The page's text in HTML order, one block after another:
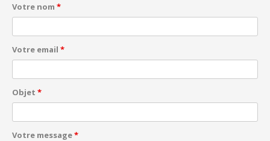
Votre nom *
Votre email *
Objet *
Votre message*